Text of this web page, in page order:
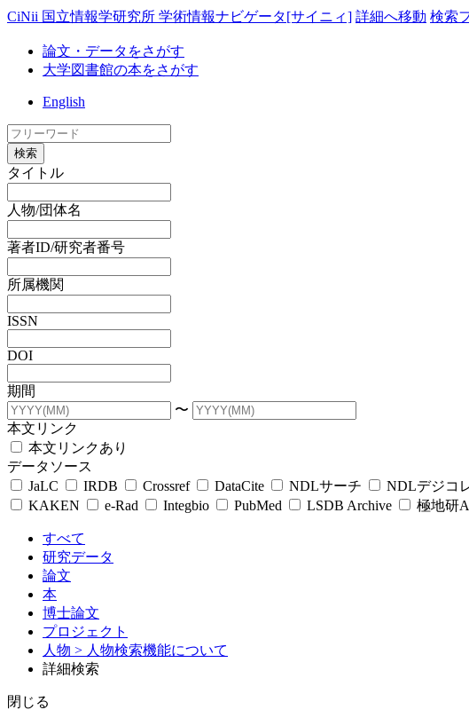
CiNii 国立情報学研究所 学術情報ナビゲータ[サイニィ] 詳細へ移動 検索
論文・データをさがす
大学図書館の本をさがす
English
検索
タイトル
人物/団体名
著者ID/研究者番号
所属機関
ISSN
DOI
期間
〜
本文リンク
本文リンクあり
データソース
JaLC
IRDB Crossref DataCite NDLサーチ NDLデジコ
KAKEN
e-Rad Integbio PubMed LSDB Archive 極地研
すべて
研究データ
論文
本
博士論文
プロジェクト
人物 > 人物検索機能について
詳細検索
閉じる